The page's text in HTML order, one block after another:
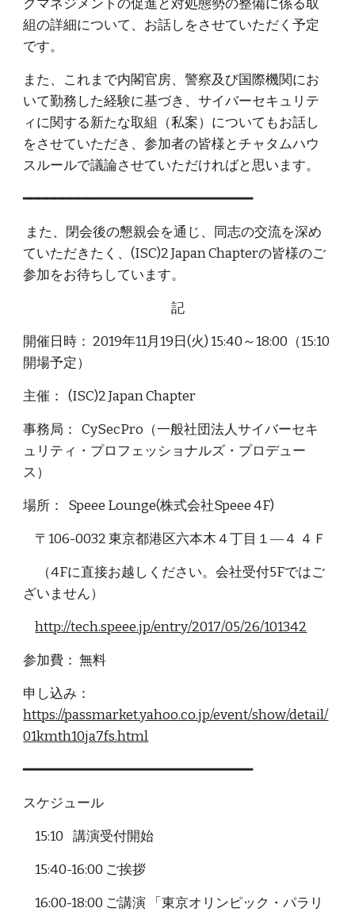
クマネジメントの促進と対処態勢の整備に係る取
組の詳細について、お話しをさせていただく予定
です。
また、これまで内閣官房、警察及び国際機関にお
いて勤務した経験に基づき、サイバーセキュリテ
ィに関する新たな取組（私案）についてもお話し
をさせていただき、参加者の皆様とチャタムハウ
スルールで議論させていただければと思います。
━━━━━━━━━━━━━━━━━━━━━━━━━━━━━
また、閉会後の懇親会を通じ、同志の交流を深め
ていただきたく、(ISC)2 Japan Chapterの皆様のご
参加をお待ちしています。
記
開催日時： 2019年11月19日(火) 15:40～18:00（15:10
開場予定）
主催： (ISC)2 Japan Chapter
事務局： CySecPro（一般社団法人サイバーセキ
ュリティ・プロフェッショナルズ・プロデュー
ス）
場所： Speee Lounge(株式会社Speee 4F)
〒106-0032 東京都港区六本木４丁目１―４ ４Ｆ
（4Fに直接お越しください。会社受付5Fではご
ざいません）
http://tech.speee.jp/entry/2017/05/26/101342
参加費： 無料
申し込み：
https://passmarket.yahoo.co.jp/event/show/detail/
01kmth10ja7fs.html
━━━━━━━━━━━━━━━━━━━━━━━━━━━━━
スケジュール
15:10 講演受付開始
15:40-16:00 ご挨拶
16:00-18:00 ご講演 「東京オリンピック・パラリ